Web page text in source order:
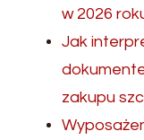
w 2026
Jak
zakupu